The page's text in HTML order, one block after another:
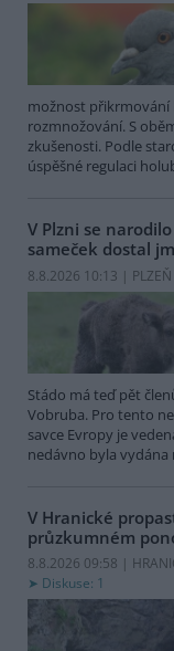
možnost
rozmnožování. S
zkušenosti. Podle
úspěšné regulaci
V Plzni se
sameček dostal
8.8.2026 10:13 | PLZEŇ
Stádo má teď pět
Vobruba. Pro tento
savce Evropy je
nedávno byla vydána
V Hranické
průzkumném
8.8.2026 09:58 |
Diskuse: 1